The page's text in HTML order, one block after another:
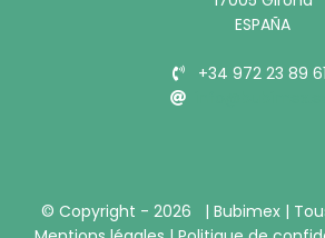
ESPAÑA
+34 972 23 89 61
© Copyright - 2026 | Bubimex |